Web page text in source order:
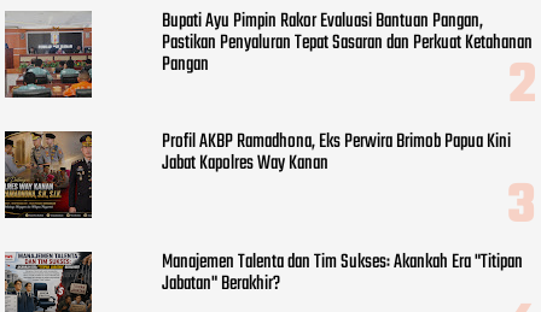
Bupati Ayu Pimpin Rakor Evaluasi Bantuan Pangan,
Pastikan Penyaluran Tepat Sasaran dan Perkuat Ketahanan
Pangan
Profil AKBP Ramadhona, Eks Perwira Brimob Papua Kini
Jabat Kapolres Way Kanan
Manajemen Talenta dan Tim Sukses: Akankah Era "Titipan
Jabatan" Berakhir?